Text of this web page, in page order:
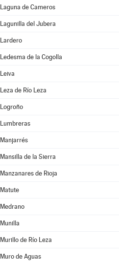
Laguna de Cameros
Lagunilla del Jubera
Lardero
Ledesma de la Cogolla
Leiva
Leza de Río Leza
Logroño
Lumbreras
Manjarrés
Mansilla de la Sierra
Manzanares de Rioja
Matute
Medrano
Munilla
Murillo de Río Leza
Muro de Aguas